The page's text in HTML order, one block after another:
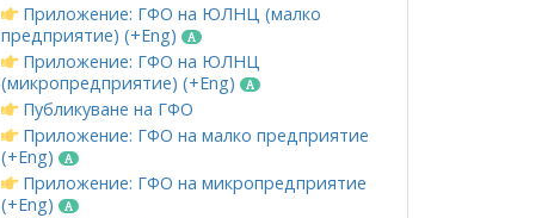
Приложение: ГФО на ЮЛНЦ (малко
предприятие) (+Eng)
Приложение: ГФО на ЮЛНЦ
(микропредприятие) (+Eng)
Публикуване на ГФО
Приложение: ГФО на малко предприятие
(+Eng)
Приложение: ГФО на микропредприятие
(+Eng)